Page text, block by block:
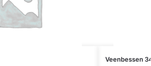
Veenbessen